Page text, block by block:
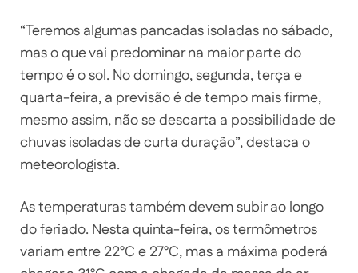
“Teremos algumas pancadas isoladas no sábado,
mas o que vai predominar na maior parte do
tempo é o sol. No domingo, segunda, terça e
quarta-feira, a previsão é de tempo mais firme,
mesmo assim, não se descarta a possibilidade de
chuvas isoladas de curta duração”, destaca o
meteorologista.
As temperaturas também devem subir ao longo
do feriado. Nesta quinta-feira, os termômetros
variam entre 22°C e 27°C, mas a máxima poderá